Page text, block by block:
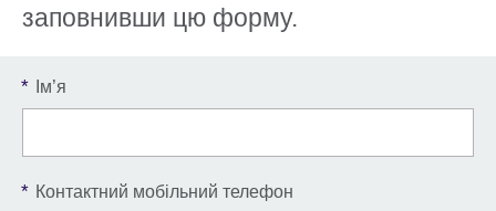
заповнивши цю форму.
* Ім’я
* Контактний мобільний телефон